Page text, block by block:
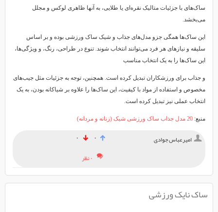
ساک‌های با جزئیات متالیک نقره‌ای یا طلایی، به آنها ظاهری لوکس و مجلل
می‌بخشد.
این ساک‌ها همگی جزو مدل‌های جذاب و شیک ساک ورزشی بوده و بر اساس
سلیقه و نیازهای هر فرد می‌توانند انتخاب شوند. تنوع در طراحی، رنگ، و ویژگی‌ها،
این ساک‌ها را به یک انتخاب مناسب
و جذاب برای ورزشکاران تبدیل کرده است. همچنین، توجه به جزئیات مثل جیب‌های
مخصوص و استفاده از مواد با کیفیت، این ساک‌ها را علاوه بر شیاکانه بودن، به یک
انتخاب عملی نیز تبدیل کرده است.
منبع: 20 مدل جذاب ساک ورزشی شیک (زنانه و مردانه)
امیرعباس جوادی ۰
۰
۰ نظر
ساک نایک ورزشی